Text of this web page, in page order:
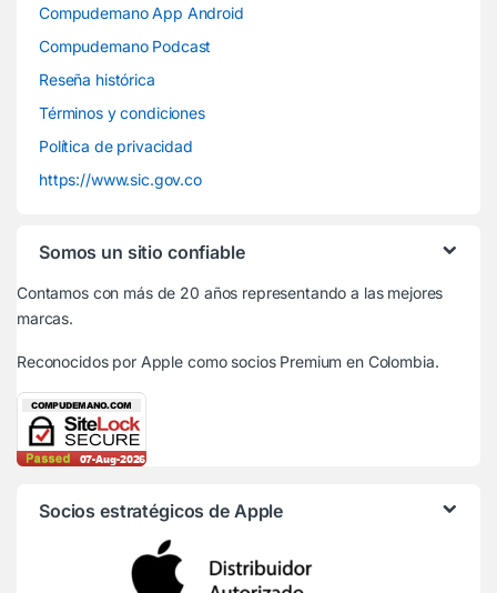
Compudemano App Android
Compudemano Podcast
Reseña histórica
Términos y condiciones
Política de privacidad
https://www.sic.gov.co
Somos un sitio confiable
Contamos con más de 20 años representando a las mejores
marcas.
Reconocidos por Apple como socios Premium en Colombia.
Socios estratégicos de Apple